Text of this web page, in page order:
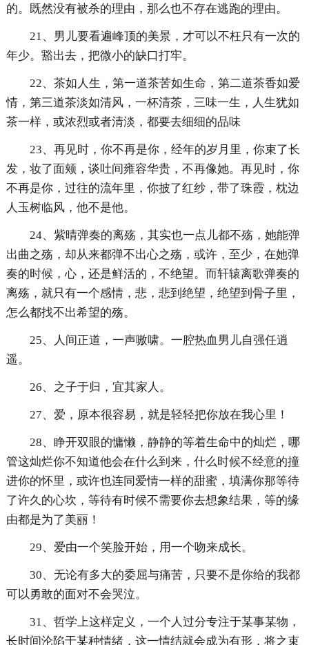
的。既然没有被杀的理由，那么也不存在逃跑的理由。
21、男儿要看遍峰顶的美景，才可以不枉只有一次的
年少。豁出去，把微小的缺口打牢。
22、茶如人生，第一道茶苦如生命，第二道茶香如爱
情，第三道茶淡如清风，一杯清茶，三味一生，人生犹如
茶一样，或浓烈或者清淡，都要去细细的品味
23、再见时，你不再是你，经年的岁月里，你束了长
发，妆了面颊，谈吐间雍容华贵，不再像她。再见时，你
不再是你，过往的流年里，你披了红纱，带了珠霞，枕边
人玉树临风，他不是他。
24、紫晴弹奏的离殇，其实也一点儿都不殇，她能弹
出曲之殇，却从来都弹不出心之殇，或许，至少，在她弹
奏的时候，心，还是鲜活的，不绝望。而轩辕离歌弹奏的
离殇，就只有一个感情，悲，悲到绝望，绝望到骨子里，
怎么都找不出希望的殇。
25、人间正道，一声嗷啸。一腔热血男儿自强任逍
遥。
26、之子于归，宜其家人。
27、爱，原本很容易，就是轻轻把你放在我心里！
28、睁开双眼的慵懒，静静的等着生命中的灿烂，哪
管这灿烂你不知道他会在什么到来，什么时候不经意的撞
进你的怀里，或许也连同爱情一样的甜蜜，填满你那等待
了许久的心坎，等待有时候不需要你去想象结果，等的缘
由都是为了美丽！
29、爱由一个笑脸开始，用一个吻来成长。
30、无论有多大的委屈与痛苦，只要不是你给的我都
可以勇敢的面对不会哭泣。
31、哲学上这样定义，一个人过分专注于某事某物，
长时间沦陷于某种情绪，这一情结就会成为有形，将之束